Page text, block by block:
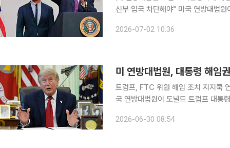
신부 입국 차단해야" 미국 연방대법원이 도널드 트럼프 대통령의 ‘출생시민권제한’을 위헌으로 결정
스에 따르면 연방대법원의 이번 판결
2026-07-02 10:36
미 연방대법원, 대통령 해임
트럼프, FTC 위원 해임 조치 지지쿡
국 연방대법원이 도널드 트럼프 대통
제도(연준·Fed) 이사 해임에는 제동
2026-06-30 08:54